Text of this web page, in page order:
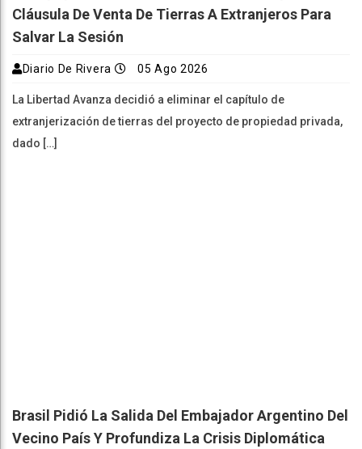
Cláusula De Venta De Tierras A Extranjeros Para
Salvar La Sesión
Diario De Rivera 05 Ago 2026
La Libertad Avanza decidió a eliminar el capítulo de
extranjerización de tierras del proyecto de propiedad privada,
dado […]
Brasil Pidió La Salida Del Embajador Argentino Del
Vecino País Y Profundiza La Crisis Diplomática